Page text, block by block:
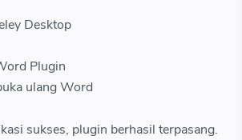
Desktop
Plugin
ulang Word
sukses, plugin berhasil terpasang.